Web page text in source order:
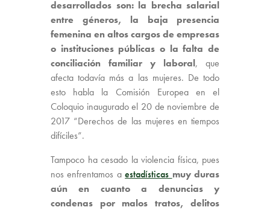
desarrollados son: la brecha salarial
entre géneros, la baja presencia
femenina en altos cargos de empresas
o instituciones públicas o la falta de
conciliación familiar y laboral, que
afecta todavía más a las mujeres. De todo
esto habla la Comisión Europea en el
Coloquio inaugurado el 20 de noviembre de
2017 “Derechos de las mujeres en tiempos
difíciles”.
Tampoco ha cesado la violencia física, pues
nos enfrentamos aestadísticas muy duras
aún en cuanto a denuncias y
condenas por malos tratos, delitos